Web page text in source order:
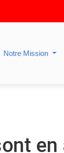
Notre Mission
en